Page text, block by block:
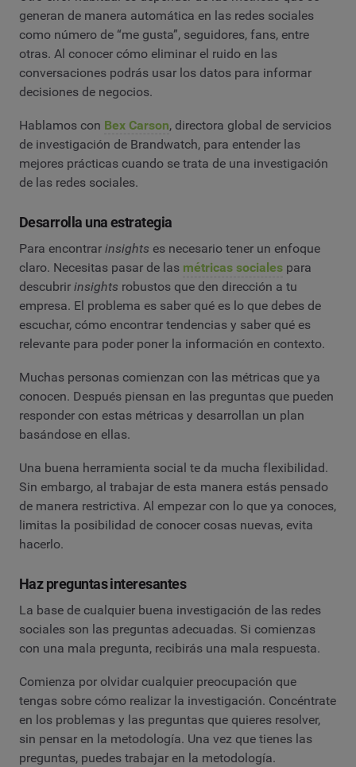
generan de manera automática en las redes sociales
como número de “me gusta”, seguidores, fans, entre
otras. Al conocer cómo eliminar el ruido en las
conversaciones podrás usar los datos para informar
decisiones de negocios.
Hablamos con Bex Carson, directora global de servicios
de investigación de Brandwatch, para entender las
mejores prácticas cuando se trata de una investigación
de las redes sociales.
Desarrolla una estrategia
Para encontrar insights es necesario tener un enfoque
claro. Necesitas pasar de las métricas sociales para
descubrir insights robustos que den dirección a tu
empresa. El problema es saber qué es lo que debes de
escuchar, cómo encontrar tendencias y saber qué es
relevante para poder poner la información en contexto.
Muchas personas comienzan con las métricas que ya
conocen. Después piensan en las preguntas que pueden
responder con estas métricas y desarrollan un plan
basándose en ellas.
Una buena herramienta social te da mucha flexibilidad.
Sin embargo, al trabajar de esta manera estás pensado
de manera restrictiva. Al empezar con lo que ya conoces,
limitas la posibilidad de conocer cosas nuevas, evita
hacerlo.
Haz preguntas interesantes
La base de cualquier buena investigación de las redes
sociales son las preguntas adecuadas. Si comienzas
con una mala pregunta, recibirás una mala respuesta.
Comienza por olvidar cualquier preocupación que
tengas sobre cómo realizar la investigación. Concéntrate
en los problemas y las preguntas que quieres resolver,
sin pensar en la metodología. Una vez que tienes las
preguntas, puedes trabajar en la metodología.